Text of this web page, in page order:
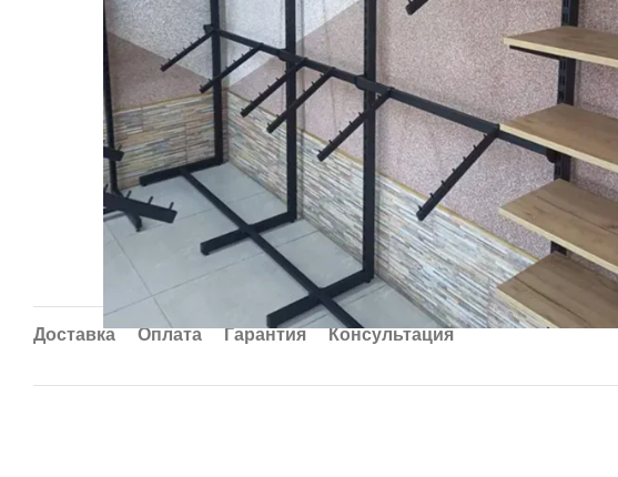
Доставка Оплата Гарантия Консультация